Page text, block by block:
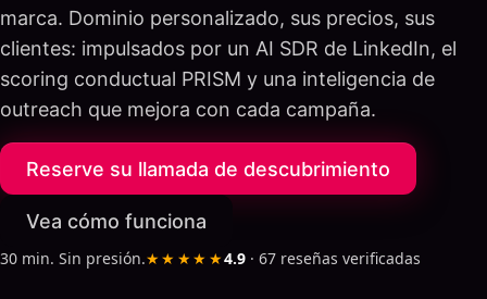
marca. Dominio personalizado, sus precios, sus
clientes: impulsados por un AI SDR de LinkedIn, el
scoring conductual PRISM y una inteligencia de
outreach que mejora con cada campaña.
Reserve su llamada de descubrimiento
Vea cómo funciona
30 min. Sin presión.★★★★★4.9 · 67 reseñas verificadas